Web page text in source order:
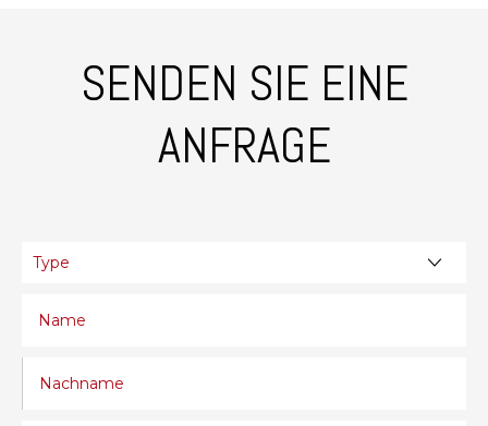
SENDEN SIE EINE
ANFRAGE